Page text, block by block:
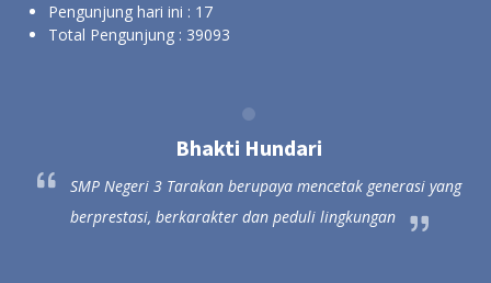
Pengunjung hari ini : 17
Total Pengunjung : 39093
Bhakti Hundari
SMP Negeri 3 Tarakan berupaya mencetak generasi yang
berprestasi, berkarakter dan peduli lingkungan